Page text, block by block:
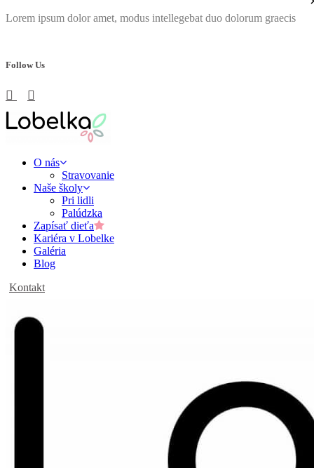
Lorem ipsum dolor amet, modus intellegebat duo dolorum graecis
Follow Us
O nás
Stravovanie
Naše školy
Pri lidli
Palúdzka
Zapísať dieťa
Kariéra v Lobelke
Galéria
Blog
Kontakt